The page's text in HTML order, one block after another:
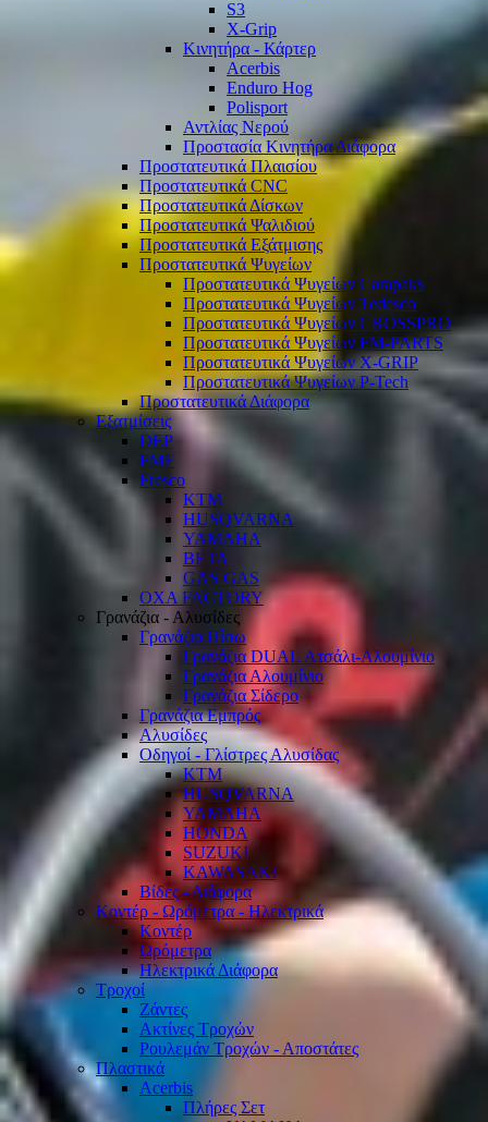
S3
X-Grip
Κινητήρα - Κάρτερ
Acerbis
Enduro Hog
Polisport
Αντλίας Νερού
Προστασία Κινητήρα Διάφορα
Προστατευτικά Πλαισίου
Προστατευτικά CNC
Προστατευτικά Δίσκων
Προστατευτικά Ψαλιδιού
Προστατευτικά Εξάτμισης
Προστατευτικά Ψυγείων
Προστατευτικά Ψυγείων Carapaks
Προστατευτικά Ψυγείων Tedesco
Προστατευτικά Ψυγείων CROSSPRO
Προστατευτικά Ψυγείων FM-PARTS
Προστατευτικά Ψυγείων X-GRIP
Προστατευτικά Ψυγείων P-Tech
Προστατευτικά Διάφορα
Εξατμίσεις
DEP
FMF
Fresco
KTM
HUSQVARNA
YAMAHA
BETA
GAS GAS
OXA FACTORY
Γρανάζια - Αλυσίδες
Γρανάζια Πίσω
Γρανάζια DUAL Ατσάλι-Αλουμίνιο
Γρανάζια Αλουμίνιο
Γρανάζια Σίδερο
Γρανάζια Εμπρός
Αλυσίδες
Οδηγοί - Γλίστρες Αλυσίδας
KTM
HUSQVARNA
YAMAHA
HONDA
SUZUKI
KAWASAKI
Βίδες - Διάφορα
Κοντέρ - Ωρόμετρα - Ηλεκτρικά
Κοντέρ
Ωρόμετρα
Ηλεκτρικά Διάφορα
Τροχοί
Ζάντες
Ακτίνες Τροχών
Ρουλεμάν Τροχών - Αποστάτες
Πλαστικά
Acerbis
Πλήρες Σετ